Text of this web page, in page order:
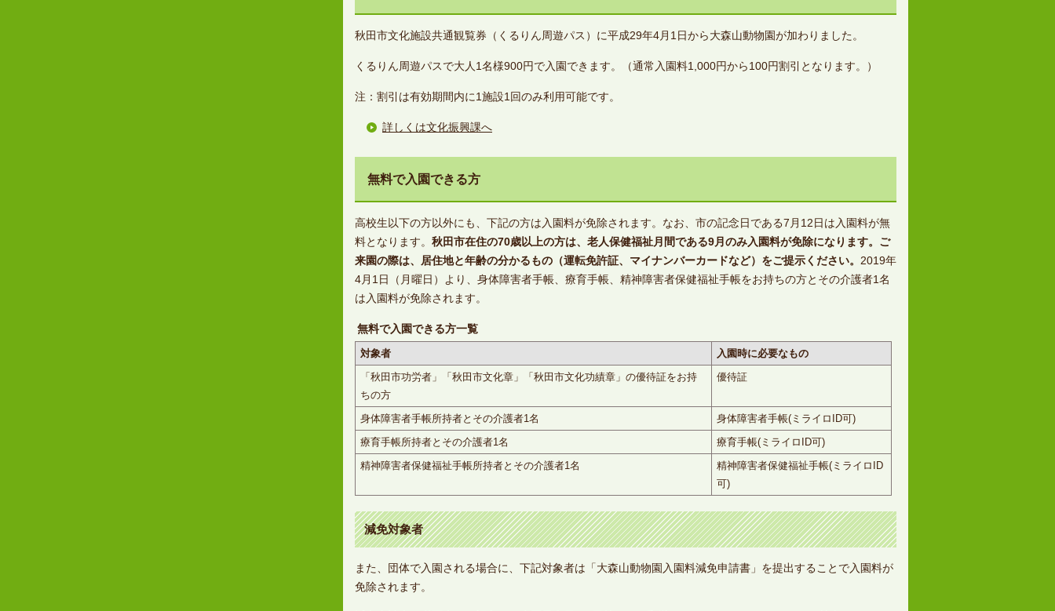
秋田市文化施設共通観覧券（くるりん周遊パス）に平成29年4月1日から大森山動物園が加わりました。
くるりん周遊パスで大人1名様900円で入園できます。（通常入園料1,000円から100円割引となります。）
注：割引は有効期間内に1施設1回のみ利用可能です。
詳しくは文化振興課へ
無料で入園できる方
高校生以下の方以外にも、下記の方は入園料が免除されます。なお、市の記念日である7月12日は入園料が無
料となります。 秋田市在住の70歳以上の方は、老人保健福祉月間である9月のみ入園料が免除になります。ご
来園の際は、居住地と年齢の分かるもの（運転免許証、マイナンバーカードなど）をご提示ください。 2019年
4月1日（月曜日）より、身体障害者手帳、療育手帳、精神障害者保健福祉手帳をお持ちの方とその介護者1名
は入園料が免除されます。
無料で入園できる方一覧
対象者
入園時に必要なもの
「秋田市功労者」「秋田市文化章」「秋田市文化功績章」の優待証をお持
ちの方
優待証
身体障害者手帳所持者とその介護者1名
身体障害者手帳(ミライロID可)
療育手帳所持者とその介護者1名
療育手帳(ミライロID可)
精神障害者保健福祉手帳所持者とその介護者1名
精神障害者保健福祉手帳(ミライロID
可)
減免対象者
また、団体で入園される場合に、下記対象者は「大森山動物園入園料減免申請書」を提出することで入園料が
免除されます。